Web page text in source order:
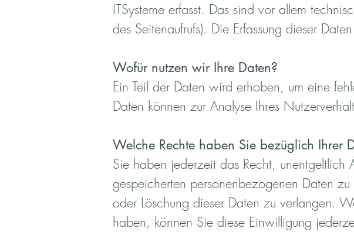
ITSysteme erfasst. Das sind vor allem
des Seitenaufrufs). Die Erfassung dieser
Wofür nutzen wir Ihre Daten?
Ein Teil der Daten wird erhoben, um eine
Daten können zur Analyse Ihres
Welche Rechte haben Sie bezüglich Ihrer
Sie haben jederzeit das Recht, unentgeltlich
gespeicherten personenbezogenen Daten
oder Löschung dieser Daten zu verlangen.
haben, können Sie diese Einwilligung